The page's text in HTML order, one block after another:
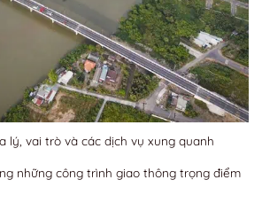
lý, vai trò và các dịch vụ xung quanh
những công trình giao thông trọng điểm